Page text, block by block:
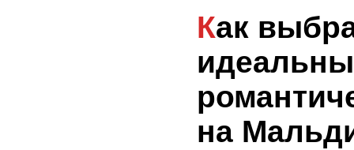
Как выбрать
на